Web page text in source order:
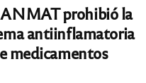
prohibió la
antiinflamatoria
medicamentos